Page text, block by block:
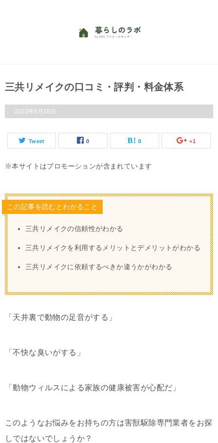
三共リメイクの口コミ・評判・料金体系
2023年6月18日
Tweet 0 0 +1
本サイトはプロモーションが含まれています
この記事を読むとわかること
三共リメイクの信頼性がわかる
三共リメイクを利用するメリットとデメリットがわかる
三共リメイクに依頼するべきか違うかがわかる
「天井裏で動物の足音がする」
「不快な臭いがする」
「動物ウィルスによる家族の健康被害が心配だ」
このようなお悩みをお持ちの方は害獣駆除専門業者をお探
しではないでしょうか？